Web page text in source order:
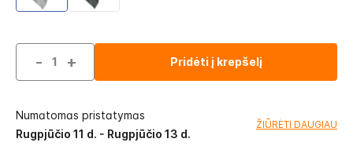
- + Pridėti į krepšelį
Numatomas pristatymas
Rugpjūčio 11 d. - Rugpjūčio 13 d.
ŽIŪRĖTI DAUGIAU